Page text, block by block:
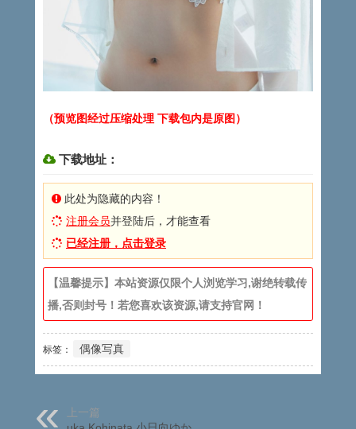
（预览图经过压缩处理 下载包内是原图）
下载地址：
此处为隐藏的内容！
注册会员并登陆后，才能查看
已经注册，点击登录
【温馨提示】本站资源仅限个人浏览学习,谢绝转载传
播,否则封号！若您喜欢该资源,请支持官网！
标签： 偶像写真
上一篇